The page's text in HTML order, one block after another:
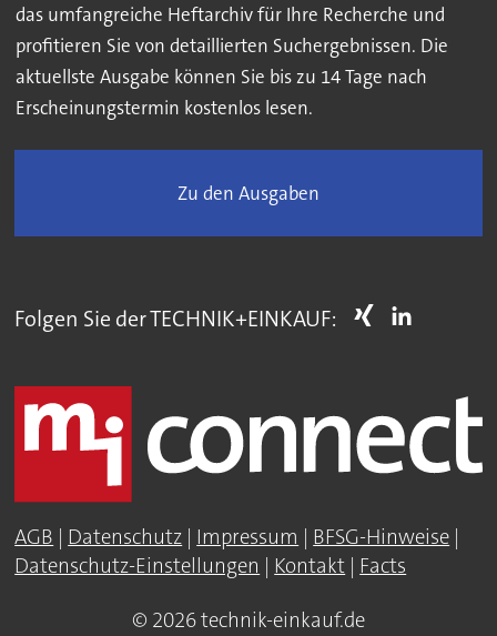
das umfangreiche Heftarchiv für Ihre Recherche und
profitieren Sie von detaillierten Suchergebnissen. Die
aktuellste Ausgabe können Sie bis zu 14 Tage nach
Erscheinungstermin kostenlos lesen.
Zu den Ausgaben
Folgen Sie der TECHNIK+EINKAUF:
AGB | Datenschutz | Impressum | BFSG-Hinweise |
Datenschutz-Einstellungen | Kontakt | Facts
© 2026 technik-einkauf.de